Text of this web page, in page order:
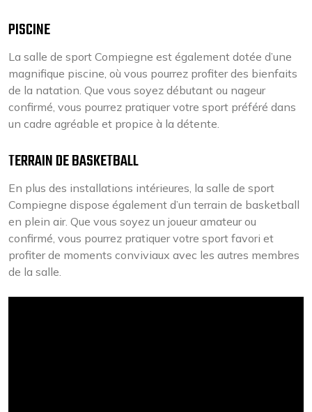
PISCINE
La salle de sport Compiegne est également dotée d’une
magnifique piscine, où vous pourrez profiter des bienfaits
de la natation. Que vous soyez débutant ou nageur
confirmé, vous pourrez pratiquer votre sport préféré dans
un cadre agréable et propice à la détente.
TERRAIN DE BASKETBALL
En plus des installations intérieures, la salle de sport
Compiegne dispose également d’un terrain de basketball
en plein air. Que vous soyez un joueur amateur ou
confirmé, vous pourrez pratiquer votre sport favori et
profiter de moments conviviaux avec les autres membres
de la salle.